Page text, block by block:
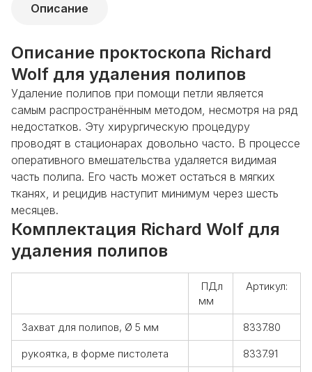
Описание
Описание проктоскопа Richard
Wolf для удаления полипов
Удаление полипов при помощи петли является
самым распространённым методом, несмотря на ряд
недостатков. Эту хирургическую процедуру
проводят в стационарах довольно часто. В процессе
оперативного вмешательства удаляется видимая
часть полипа. Его часть может остаться в мягких
тканях, и рецидив наступит минимум через шесть
месяцев.
Комплектация Richard Wolf для
удаления полипов
ПДл
мм
Артикул:
Захват для полипов, Ø 5 мм
8337.80
рукоятка, в форме пистолета
8337.91